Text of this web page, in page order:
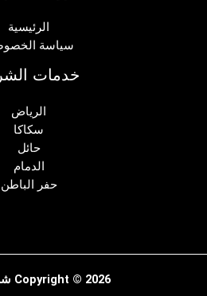
الرئيسية
سياسة
خدمات
الرياض
سكاكا
حائل
الدمام
حفر الباطن
Copyright © 2026 شركة العربي